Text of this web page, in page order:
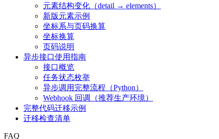
元素结构变化（detail → elements）
新版元素示例
坐标系与页码换算
坐标换算
页码说明
异步接口使用指南
接口概览
任务状态枚举
异步调用完整流程（Python）
Webhook 回调（推荐生产环境）
完整代码迁移示例
迁移检查清单
FAQ